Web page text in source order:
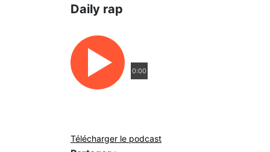
Daily rap
0:00
Télécharger le podcast